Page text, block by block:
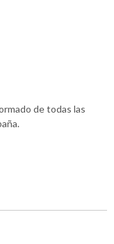
de todas las